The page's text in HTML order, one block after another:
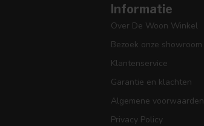
Informatie
Over De Woon Winkel
Bezoek onze showroom
Klantenservice
Garantie en klachten
Algemene voorwaarden
Privacy Policy